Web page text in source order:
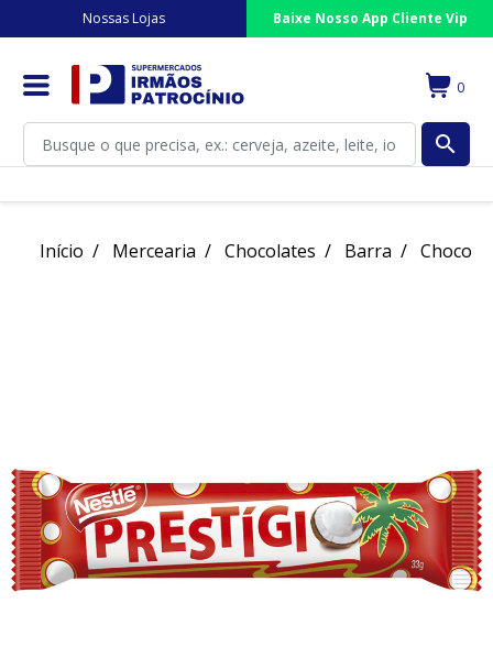
Nossas Lojas Baixe Nosso App Cliente Vip
0
search
Início Mercearia Chocolates Barra